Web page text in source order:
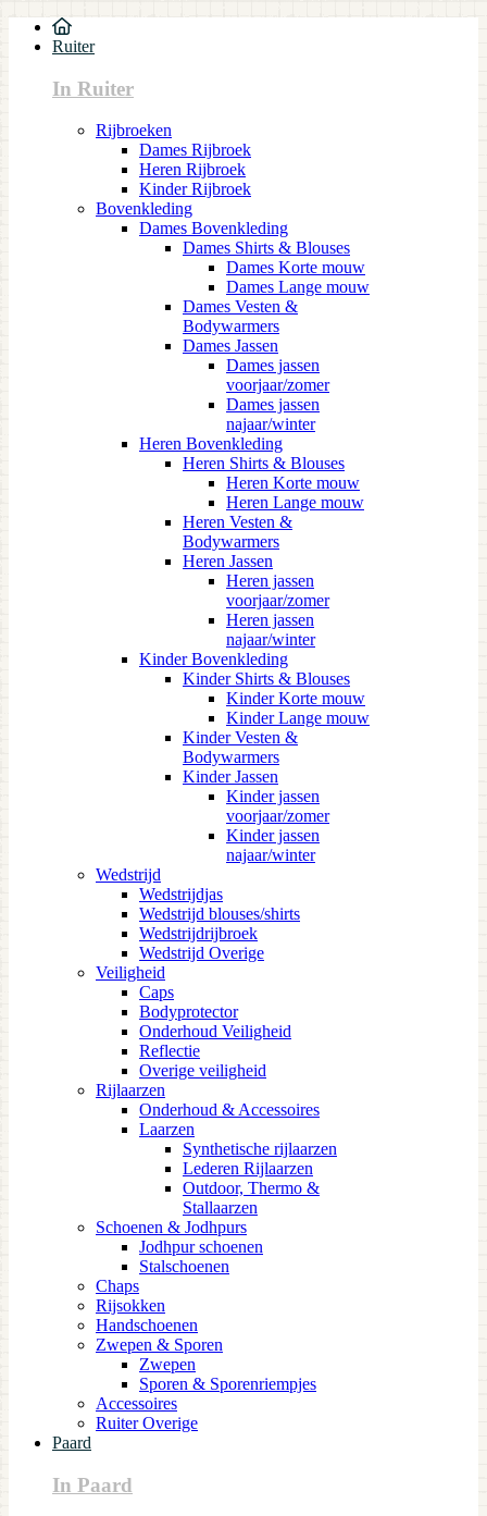
Ruiter
In Ruiter
Rijbroeken
Dames Rijbroek
Heren Rijbroek
Kinder Rijbroek
Bovenkleding
Dames Bovenkleding
Dames Shirts & Blouses
Dames Korte mouw
Dames Lange mouw
Dames Vesten &
Bodywarmers
Dames Jassen
Dames jassen
voorjaar/zomer
Dames jassen
najaar/winter
Heren Bovenkleding
Heren Shirts & Blouses
Heren Korte mouw
Heren Lange mouw
Heren Vesten &
Bodywarmers
Heren Jassen
Heren jassen
voorjaar/zomer
Heren jassen
najaar/winter
Kinder Bovenkleding
Kinder Shirts & Blouses
Kinder Korte mouw
Kinder Lange mouw
Kinder Vesten &
Bodywarmers
Kinder Jassen
Kinder jassen
voorjaar/zomer
Kinder jassen
najaar/winter
Wedstrijd
Wedstrijdjas
Wedstrijd blouses/shirts
Wedstrijdrijbroek
Wedstrijd Overige
Veiligheid
Caps
Bodyprotector
Onderhoud Veiligheid
Reflectie
Overige veiligheid
Rijlaarzen
Onderhoud & Accessoires
Laarzen
Synthetische rijlaarzen
Lederen Rijlaarzen
Outdoor, Thermo &
Stallaarzen
Schoenen & Jodhpurs
Jodhpur schoenen
Stalschoenen
Chaps
Rijsokken
Handschoenen
Zwepen & Sporen
Zwepen
Sporen & Sporenriempjes
Accessoires
Ruiter Overige
Paard
In Paard